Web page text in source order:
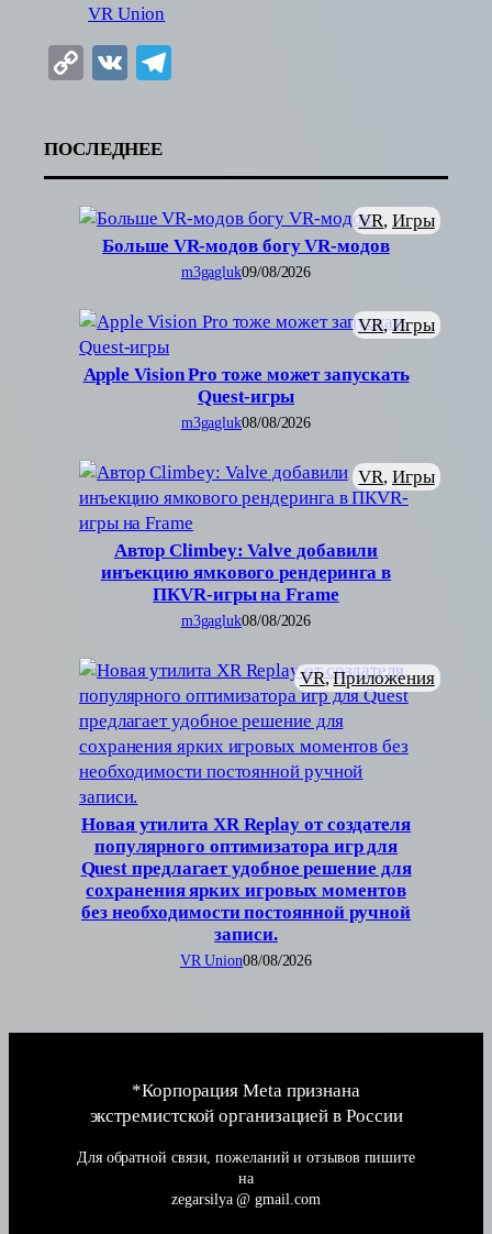
VR Union
Copy
VK
ПОСЛЕДНЕЕ
Больше VR-модов богу VR-модов
VR, Игры
m3gagluk09/08/2026
Apple Vision Pro тоже может запускать
Quest-игры
VR, Игры
m3gagluk08/08/2026
Автор Climbey: Valve добавили
инъекцию ямкового рендеринга в
ПКVR-игры на Frame
VR, Игры
m3gagluk08/08/2026
Новая утилита XR Replay от создателя
популярного оптимизатора игр для
Quest предлагает удобное решение для
сохранения ярких игровых моментов
без необходимости постоянной ручной
записи.
VR, Приложения
VR Union08/08/2026
*Корпорация Meta признана
экстремистской организацией в России
Для обратной связи, пожеланий и отзывов пишите
на
zegarsilya @ gmail.com